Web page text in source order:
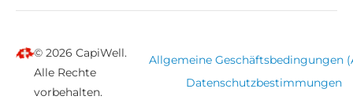
© 2026 CapiWell.
Alle Rechte
vorbehalten.
Allgemeine Geschäftsbedingungen
Datenschutzbestimmungen